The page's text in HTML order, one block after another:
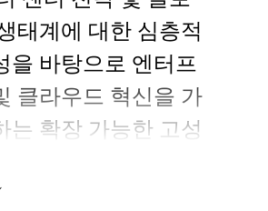
태계에 대한 심층적
을 바탕으로 엔터프
클라우드 혁신을 가
는 확장 가능한 고성
니다.